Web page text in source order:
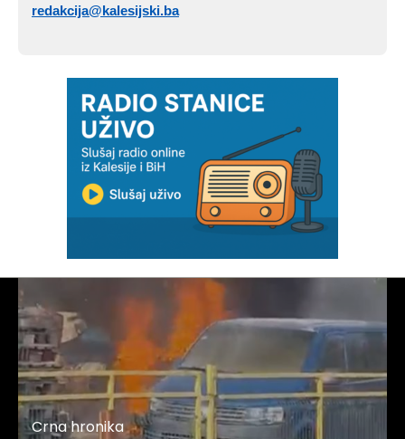
redakcija@kalesijski.ba
Crna hronika